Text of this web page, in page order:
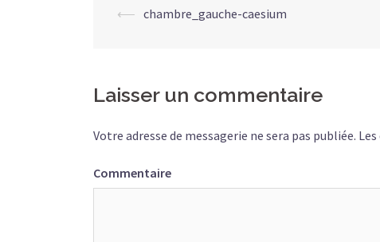
Navigation
⟵ chambre_gauche-caesium
Laisser un commentaire
Votre adresse de messagerie ne sera pas publiée.
Commentaire